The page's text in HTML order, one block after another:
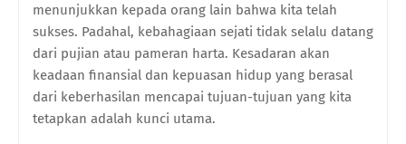
menunjukkan kepada orang lain bahwa kita telah
sukses. Padahal, kebahagiaan sejati tidak selalu datang
dari pujian atau pameran harta. Kesadaran akan
keadaan finansial dan kepuasan hidup yang berasal
dari keberhasilan mencapai tujuan-tujuan yang kita
tetapkan adalah kunci utama.